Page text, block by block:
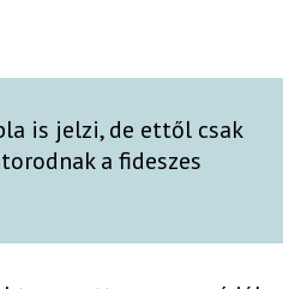
is jelzi, de ettől csak
a fideszes